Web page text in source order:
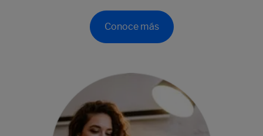
Conoce más